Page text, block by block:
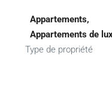
Appartements,
Appartements de
Type de propriété